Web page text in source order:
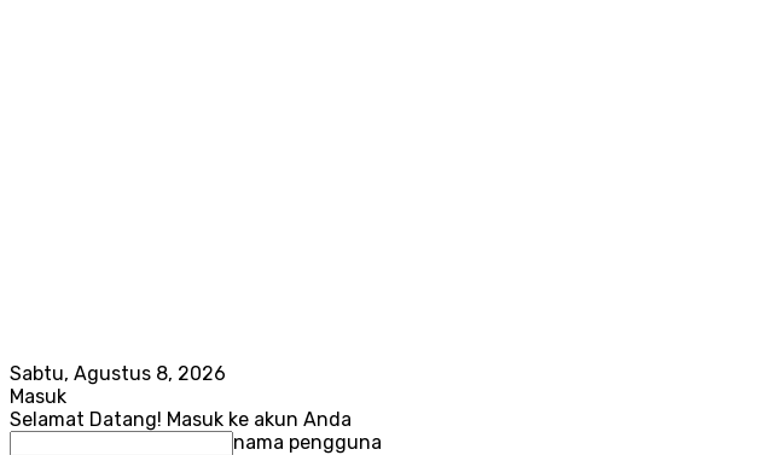
Sabtu, Agustus 8, 2026
Masuk
Selamat Datang! Masuk ke akun Anda
nama pengguna